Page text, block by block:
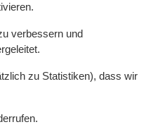
verbessern und
zu Statistiken), dass wir